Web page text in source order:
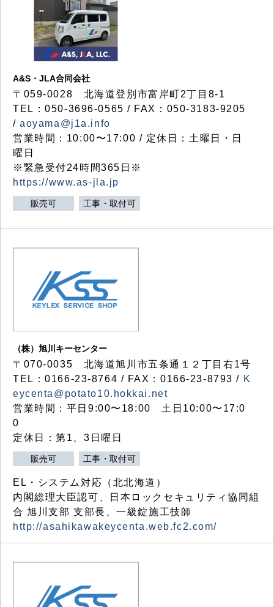
A&S・JLA合同会社
〒 059-0028 北海道登別市富岸町2丁目 8-1
TEL：050-3696-0565 / FAX：050-3183-9205
/aoyama@j1a.info
営業時間：10:00〜17:00 / 定休日：土曜日・日
曜日
※緊急受付24時間365日※
https://www.as-jla.jp
販売可 工事・取付可
（株）旭川キーセンター
〒070-0035 北海道旭川市五条通１２丁目右1号
TEL：0166-23-8764 / FAX：0166-23-8793 / K
eycenta@potato10.hokkai.net
営業時間：平日9:00〜18:00 土日10:00〜17:0
0
定休日：第1、3日曜日
販売可 工事・取付可
EL・システム対応（北北海道）
内閣総理大臣認可、日本ロックセキュリティ協同組
合 旭川支部 支部長、一級錠施工技師
http://asahikawakeycenta.web.fc2.com/